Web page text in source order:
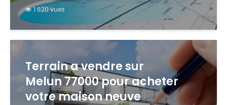
1 620 vues
Terrain a vendre sur
Melun 77000 pour acheter
votre maison neuve